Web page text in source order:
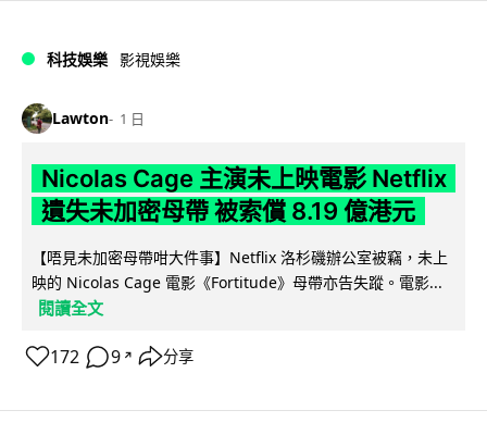
科技娛樂 影視娛樂
Lawton 1 日
Nicolas Cage 主演未上映電影 Netflix
遺失未加密母帶 被索償 8.19 億港元
【唔見未加密母帶咁大件事】Netflix 洛杉磯辦公室被竊，未上
映的 Nicolas Cage 電影《Fortitude》母帶亦告失蹤。電影...
閱讀全文
172 9 ↗ 分享